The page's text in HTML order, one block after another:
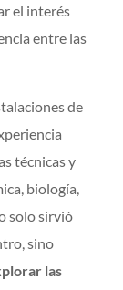
el interés
entre las
de
técnicas y
biología,
solo sirvió
sino
las